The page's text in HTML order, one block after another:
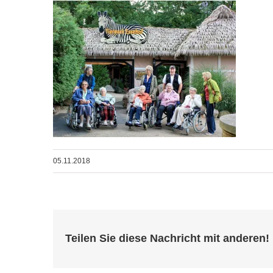
05.11.2018
Teilen Sie diese Nachricht mit anderen!